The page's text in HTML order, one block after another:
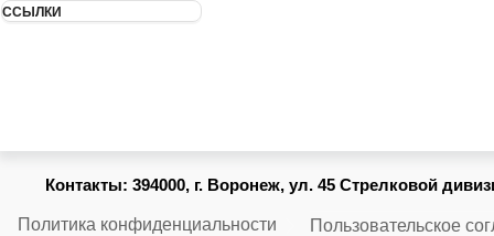
ССЫЛКИ
Контакты: 394000, г. Воронеж, ул. 45 Стрелковой
Политика конфиденциальности Пользовательское